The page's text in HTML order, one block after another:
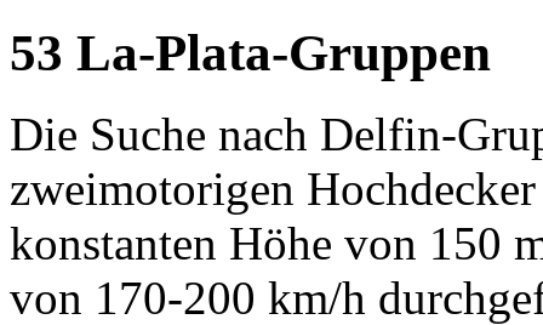
53 La-Plata-Gruppen
Die Suche nach Delfin-
zweimotorigen
konstanten Höhe von 150
von 170-200 km/h